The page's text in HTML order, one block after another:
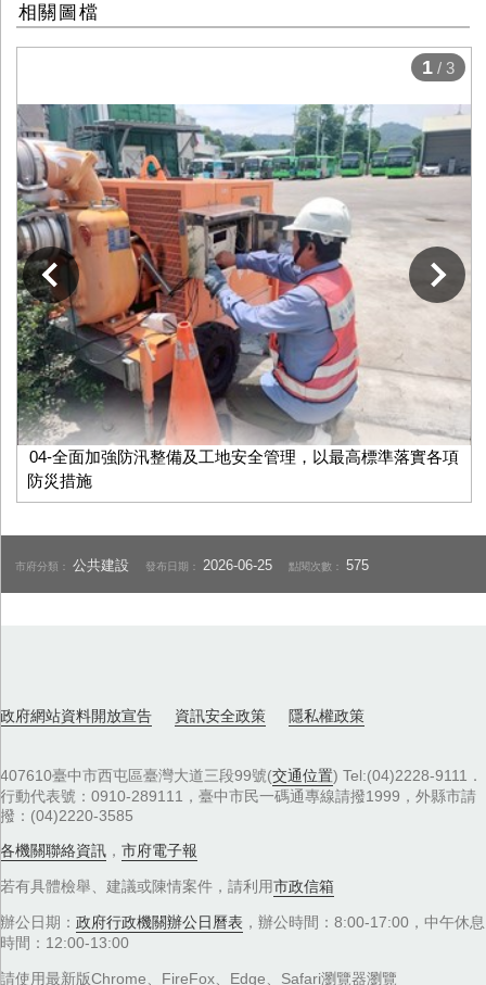
相關圖檔
04-全面加強防汛整備及工地安全管理，以最高標準落實各項
防災措施
下一張
1 / 3
市府分類：公共建設 發布日期： 2026-06-25 點閱次數：575
政府網站資料開放宣告 資訊安全政策 隱私權政策
407610臺中市西屯區臺灣大道三段99號(交通位置) Tel:(04)2228-9111．
行動代表號：0910-289111，臺中市民一碼通專線請撥1999，外縣市請
撥：(04)2220-3585
各機關聯絡資訊 ， 市府電子報
若有具體檢舉、建議或陳情案件，請利用市政信箱
辦公日期： 政府行政機關辦公日曆表 ，辦公時間：8:00-17:00，中午休息
時間：12:00-13:00
請使用最新版Chrome、FireFox、Edge、Safari瀏覽器瀏覽